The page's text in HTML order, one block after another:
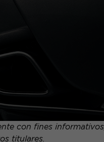
con fines
titulares.